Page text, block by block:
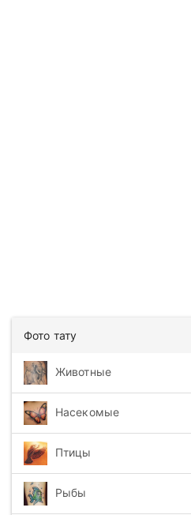
Фото тату
Животные
Насекомые
Птицы
Рыбы